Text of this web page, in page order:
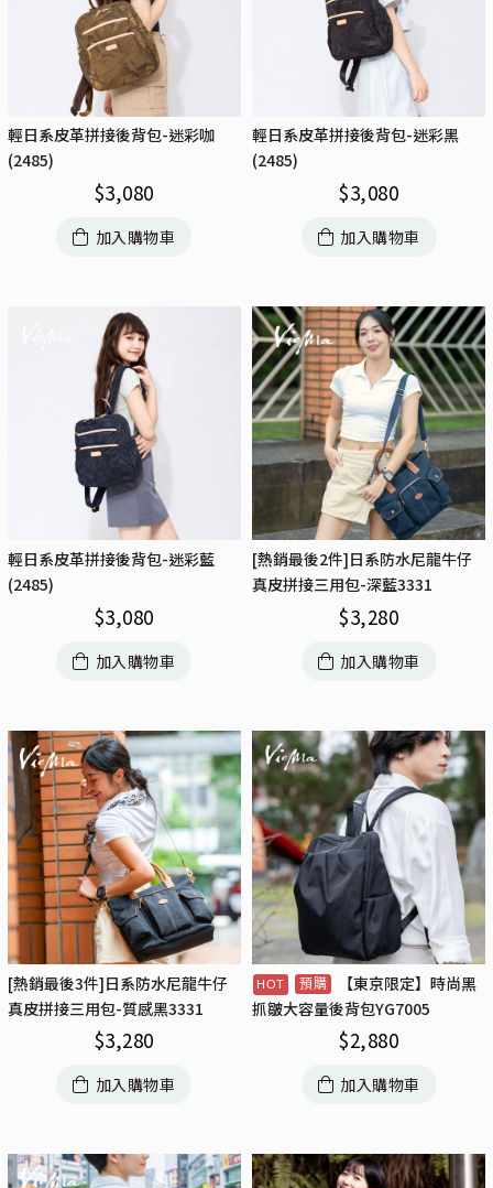
輕日系皮革拼接後背包-迷彩咖
(2485)
$3,080
加入購物車
輕日系皮革拼接後背包-迷彩黑
(2485)
$3,080
加入購物車
輕日系皮革拼接後背包-迷彩藍
(2485)
$3,080
加入購物車
[熱銷最後2件]日系防水尼龍牛仔
真皮拼接三用包-深藍3331
$3,280
加入購物車
[熱銷最後3件]日系防水尼龍牛仔
真皮拼接三用包-質感黑3331
$3,280
加入購物車
預購
【東京限定】時尚黑
抓皺大容量後背包YG7005
$2,880
加入購物車